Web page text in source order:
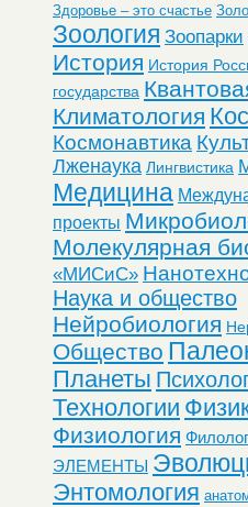
Здоровье – это счастье
Зоология Зоопарки
История История
государства
Климатология
Космонавтика
Лженаука Лингвистика
Медицина
проекты
Молекулярная
«МИСиС»
Наука и общество
Нейробиология
Общество
Планеты
Технологии
Физиология
ЭЛЕМЕНТЫ
Энтомология